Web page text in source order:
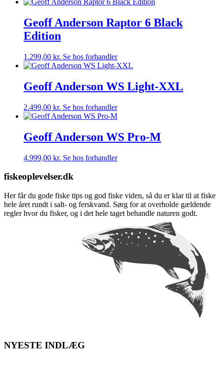
Geoff Anderson Raptor 6 Black
Edition
1.299,00 kr. Se hos forhandler
Geoff Anderson WS Light-XXL
2.499,00 kr. Se hos forhandler
Geoff Anderson WS Pro-M
4.999,00 kr. Se hos forhandler
fiskeoplevelser.dk
Her får du gode fiske tips og god fiske viden, så du er klar til at fiske
hele året rundt i salt- og ferskvand. Sørg for at overholde gældende
regler hvor du fisker, og i det hele taget behandle naturen godt.
NYESTE INDLÆG